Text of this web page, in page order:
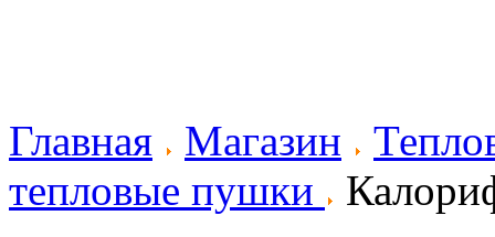
Главная Магазин
тепловые пушки